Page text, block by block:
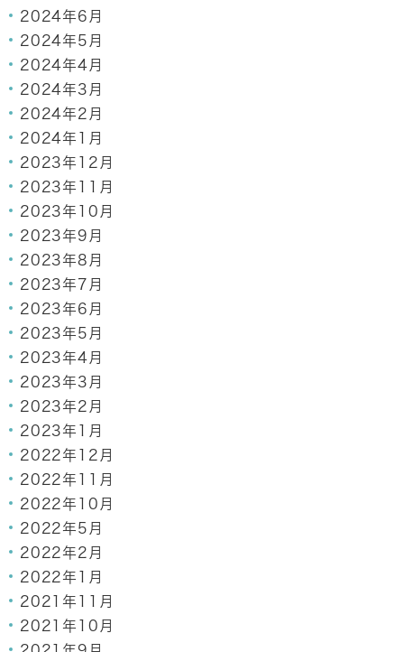
2024年6月
2024年5月
2024年4月
2024年3月
2024年2月
2024年1月
2023年12月
2023年11月
2023年10月
2023年9月
2023年8月
2023年7月
2023年6月
2023年5月
2023年4月
2023年3月
2023年2月
2023年1月
2022年12月
2022年11月
2022年10月
2022年5月
2022年2月
2022年1月
2021年11月
2021年10月